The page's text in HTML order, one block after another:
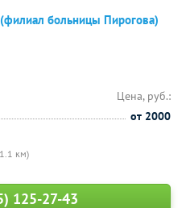
больницы Пирогова)
км)
Цена, руб.:
от 2000
125-27-43